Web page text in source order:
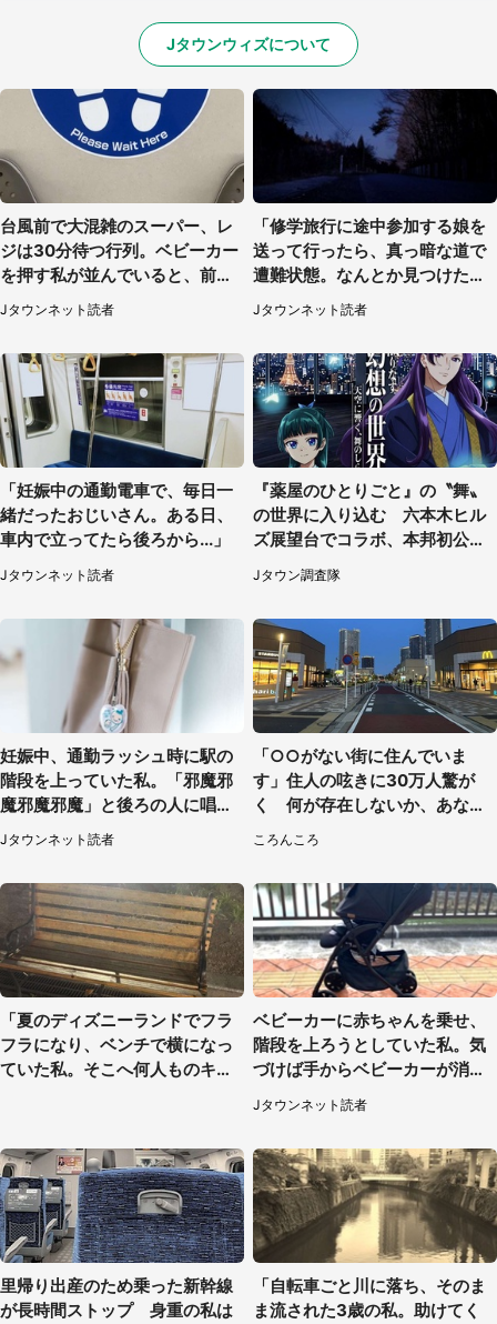
Jタウンウィズについて
台風前で大混雑のスーパー、レ
ジは30分待つ行列。ベビーカー
を押す私が並んでいると、前の
Jタウンネット読者
「修学旅行に途中参加する娘を
送って行ったら、真っ暗な道で
遭難状態。なんとか見つけた民
家に助けを求めると、住人の男
性が...」
Jタウンネット読者
「妊娠中の通勤電車で、毎日一
緒だったおじいさん。ある日、
車内で立ってたら後ろから...」
Jタウンネット読者
『薬屋のひとりごと』の〝舞〟
の世界に入り込む 六本木ヒル
ズ展望台でコラボ、本邦初公開
の「猫猫像」も【8／1～10／2
6】
Jタウン調査隊
妊娠中、通勤ラッシュ時に駅の
階段を上っていた私。「邪魔邪
魔邪魔邪魔」と後ろの人に唱え
られて（神奈川県・30代女性）
Jタウンネット読者
「○○がない街に住んでいま
す」住人の呟きに30万人驚が
く 何が存在しないか、あなた
ころんころ
「夏のディズニーランドでフラ
フラになり、ベンチで横になっ
ていた私。そこへ何人ものキャ
ベビーカーに赤ちゃんを乗せ、
階段を上ろうとしていた私。気
づけば手からベビーカーが消え
ていて（神奈川県・60代女性）
Jタウンネット読者
里帰り出産のため乗った新幹線
が長時間ストップ 身重の私は
「自転車ごと川に落ち、そのま
ま流された3歳の私。助けてく